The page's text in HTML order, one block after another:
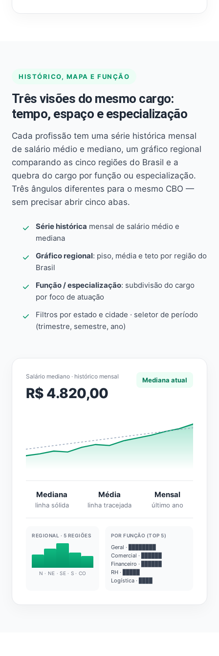
HISTÓRICO, MAPA E FUNÇÃO
Três visões do mesmo cargo:
tempo, espaço e especialização
Cada profissão tem uma série histórica mensal
de salário médio e mediano, um gráfico regional
comparando as cinco regiões do Brasil e a
quebra do cargo por função ou especialização.
Três ângulos diferentes para o mesmo CBO —
sem precisar abrir cinco abas.
Série histórica mensal de salário médio e
mediana
Gráfico regional: piso, média e teto por região do
Brasil
Função / especialização: subdivisão do cargo
por foco de atuação
Filtros por estado e cidade · seletor de período
(trimestre, semestre, ano)
Salário mediano · histórico mensal
R$ 4.820,00
Mediana atual
Mediana
linha sólida
Média
linha tracejada
Mensal
último ano
REGIONAL · 5 REGIÕES
N · NE · SE · S · CO
POR FUNÇÃO (TOP 5)
Geral · ████████
Comercial · ██████
Financeiro · ██████
RH · █████
Logística · ████